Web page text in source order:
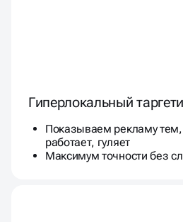
Гиперлокальный
Показываем рекламу
работает, гуляет
Максимум точности без